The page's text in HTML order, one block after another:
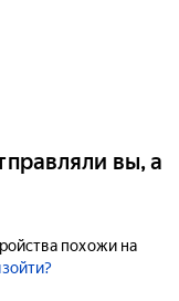
вы, а
похожи на